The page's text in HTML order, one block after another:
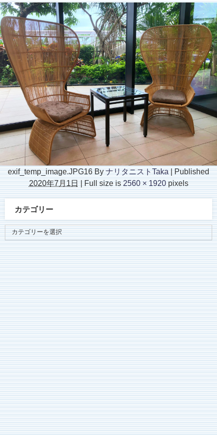
exif_temp_image.JPG16 By ナリタニストTaka | Published
2020年7月1日 |Full size is2560 × 1920pixels
カテゴリー